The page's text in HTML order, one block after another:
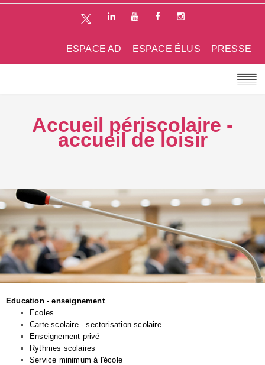
PRESSE
ESPACE ÉLUS
ESPACE AD
Accueil périscolaire -
accueil de loisir
Education - enseignement
Ecoles
Carte scolaire - sectorisation scolaire
Enseignement privé
Rythmes scolaires
Service minimum à l'école